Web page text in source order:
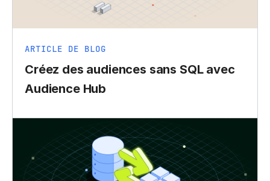
ARTICLE DE BLOG
Créez des audiences sans SQL avec
Audience Hub